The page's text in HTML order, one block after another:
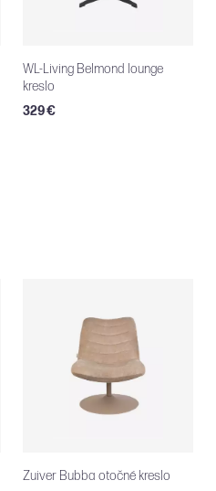
WL-Living Belmond lounge
kreslo
329 €
Zuiver Bubba otočné kreslo